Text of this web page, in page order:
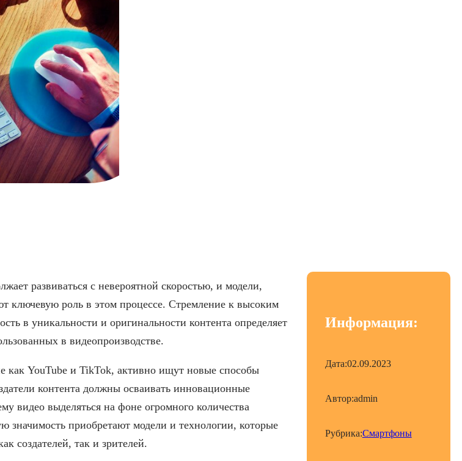
развиваться с невероятной скоростью, и модели,
ключевую роль в этом процессе. Стремление к высоким
в уникальности и оригинальности контента определяет
в видеопроизводстве.
как YouTube и TikTok, активно ищут новые способы
контента должны осваивать инновационные
видео выделяться на фоне огромного количества
значимость приобретают модели и технологии, которые
создателей, так и зрителей.
Информация:
Дата:02.09.2023
Автор:admin
Рубрика:Смартфоны